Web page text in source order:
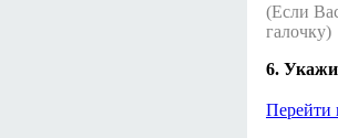
(Если
галочку)
6.